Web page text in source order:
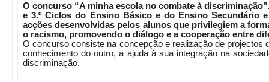
O concurso “A minha escola no combate à
e 3.º Ciclos do Ensino Básico e do Ensino Secundário
acções desenvolvidas pelos alunos que privilegiem a
o racismo, promovendo o diálogo e a cooperação entre
O concurso consiste na concepção e realização de projectos
conhecimento do outro, a ajuda à sua integração na
discriminação.